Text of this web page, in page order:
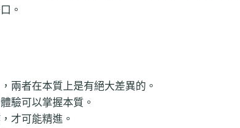
。
兩者在本質上是有絕大差異的。
驗可以掌握本質。
才可能精進。